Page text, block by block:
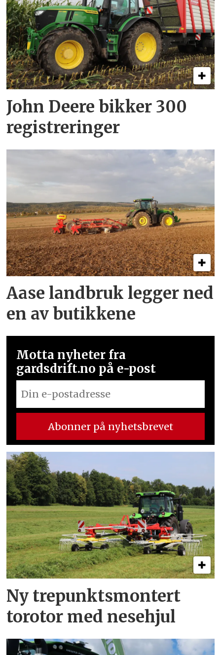
John Deere bikker 300
registreringer
Aase landbruk legger ned
en av butikkene
Motta nyheter fra
gardsdrift.no på e-post
Ny trepunkts­montert
torotor med nesehjul